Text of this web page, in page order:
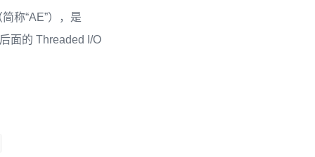
称“AE”），是
面的 Threaded I/O